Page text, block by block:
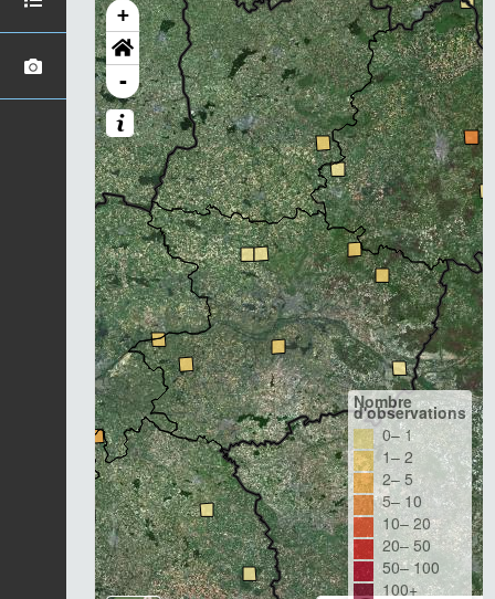
+
-
Nombre
d'observations
0– 1
1– 2
2– 5
5– 10
10– 20
20– 50
50– 100
100+